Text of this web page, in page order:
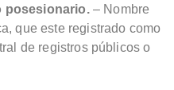
posesionario.– Nombre
que este registrado como
de registros públicos o